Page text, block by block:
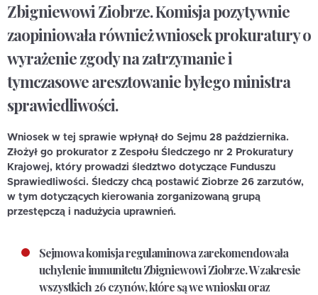
Zbigniewowi Ziobrze. Komisja pozytywnie
zaopiniowała również wniosek prokuratury o
wyrażenie zgody na zatrzymanie i
tymczasowe aresztowanie byłego ministra
sprawiedliwości.
Wniosek w tej sprawie wpłynął do Sejmu 28 października.
Złożył go prokurator z Zespołu Śledczego nr 2 Prokuratury
Krajowej, który prowadzi śledztwo dotyczące Funduszu
Sprawiedliwości. Śledczy chcą postawić Ziobrze 26 zarzutów,
w tym dotyczących kierowania zorganizowaną grupą
przestępczą i nadużycia uprawnień.
Sejmowa komisja regulaminowa zarekomendowała
uchylenie immunitetu Zbigniewowi Ziobrze. W zakresie
wszystkich 26 czynów, które są we wniosku oraz